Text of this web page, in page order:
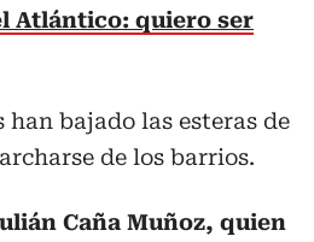
Atlántico: quiero ser
bajado las esteras de
de los barrios.
Caña Muñoz, quien